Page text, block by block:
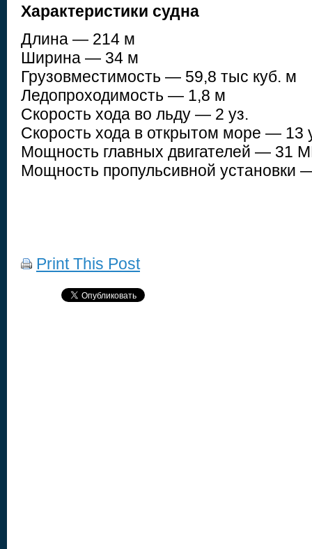
Характеристики судна
Длина — 214 м
Ширина — 34 м
Грузовместимость — 59,8 тыс куб. м
Ледопроходимость — 1,8 м
Скорость хода во льду — 2 уз.
Скорость хода в открытом море — 13
Мощность главных двигателей — 31
Мощность пропульсивной установки
Print This Post